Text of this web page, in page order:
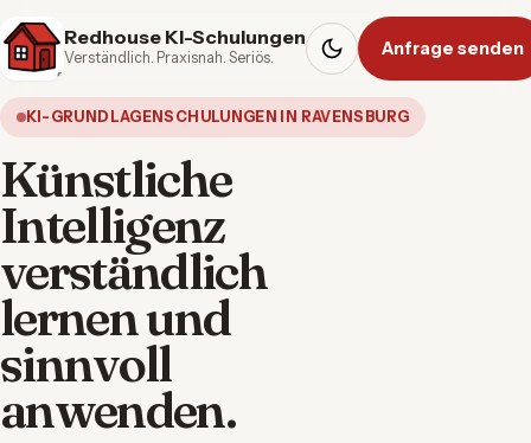
Redhouse KI-Schulungen
Verständlich. Praxisnah. Seriös. Anfrage senden
KI-GRUNDLAGENSCHULUNGEN IN RAVENSBURG
Künstliche
Intelligenz
verständlich
lernen und
sinnvoll
anwenden.